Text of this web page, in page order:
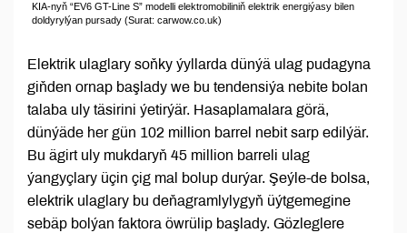
KIA-nyň “EV6 GT-Line S” modelli elektromobiliniň elektrik energiýasy bilen
doldyrylýan pursady (Surat: carwow.co.uk)
Elektrik ulaglary soňky ýyllarda dünýä ulag pudagyna
giňden ornap başlady we bu tendensiýa nebite bolan
talaba uly täsirini ýetirýär. Hasaplamalara görä,
dünýäde her gün 102 million barrel nebit sarp edilýär.
Bu ägirt uly mukdaryň 45 million barreli ulag
ýangyçlary üçin çig mal bolup durýar. Şeýle-de bolsa,
elektrik ulaglary bu deňagramlylygyň üýtgemegine
sebäp bolýan faktora öwrülip başlady. Gözleglere